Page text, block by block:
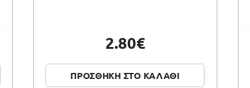
2.80€
ΠΡΟΣΘΗΚΗ ΣΤΟ ΚΑΛΑΘΙ